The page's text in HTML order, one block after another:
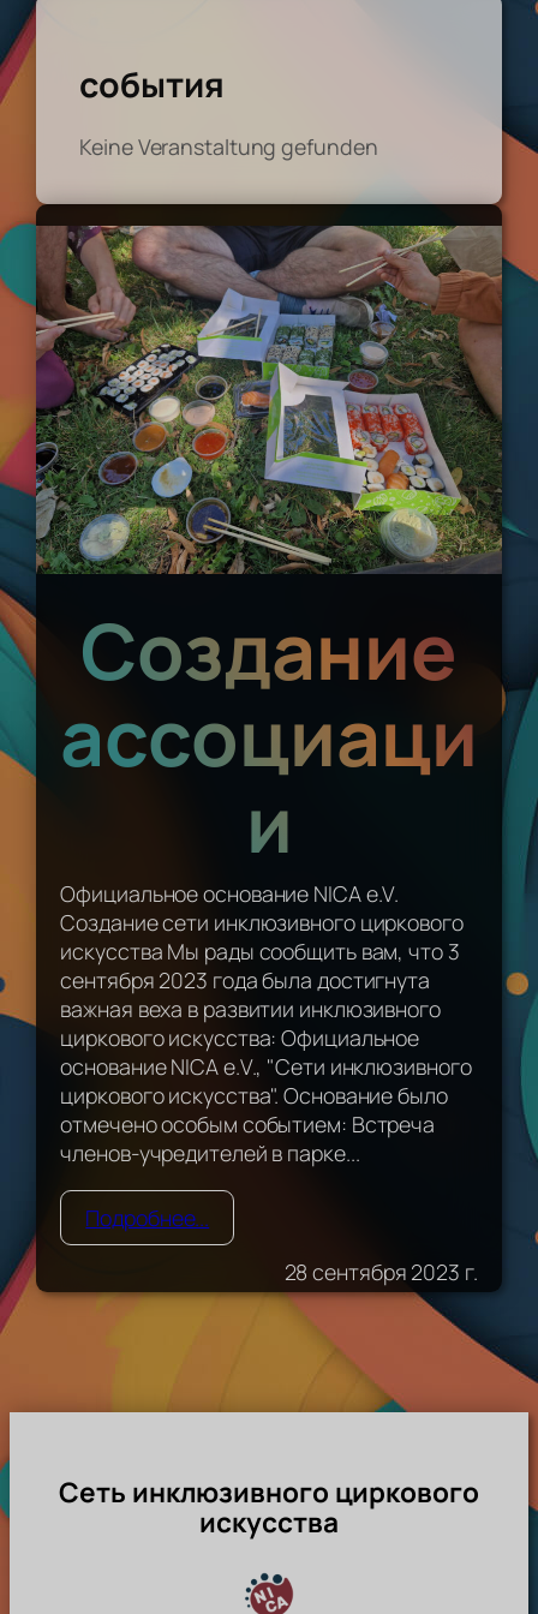
события
Keine Veranstaltung gefunden
Создание
ассоциаци
и
Официальное основание NICA e.V.
Создание сети инклюзивного циркового
искусства Мы рады сообщить вам, что 3
сентября 2023 года была достигнута
важная веха в развитии инклюзивного
циркового искусства: Официальное
основание NICA e.V., "Сети инклюзивного
циркового искусства". Основание было
отмечено особым событием: Встреча
членов-учредителей в парке...
Подробнее...
28 сентября 2023 г.
Сеть инклюзивного циркового
искусства